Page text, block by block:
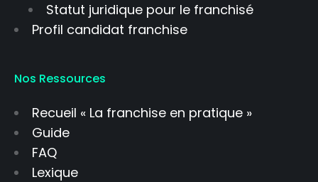
Statut juridique pour le franchisé
Profil candidat franchise
Nos Ressources
Recueil « La franchise en pratique »
Guide
FAQ
Lexique